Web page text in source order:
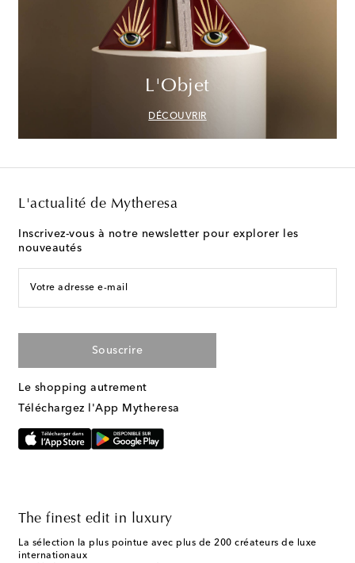
L'Objet
DÉCOUVRIR
L'actualité de Mytheresa
Inscrivez-vous à notre newsletter pour explorer les
nouveautés
Votre adresse e-mail
Souscrire
Le shopping autrement
Téléchargez l'App Mytheresa
The finest edit in luxury
La sélection la plus pointue avec plus de 200 créateurs de luxe
internationaux